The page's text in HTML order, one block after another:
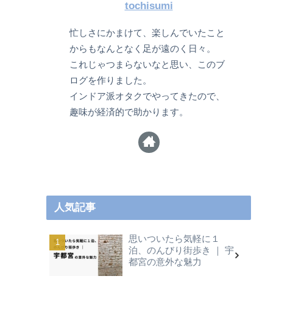
tochisumi
忙しさにかまけて、楽しんでいたこと
からもなんとなく足が遠のく日々。
これじゃつまらないなと思い、このブ
ログを作りました。
インドア派オタクでやってきたので、
趣味が経済的で助かります。
人気記事
思いついたら気軽に１
泊、のんびり街歩き ｜ 宇
都宮の意外な魅力